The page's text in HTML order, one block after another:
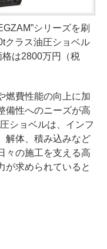
シリーズを刷
クラス油圧ショベル
格は2800万円（税
燃費性能の向上に加
備性へのニーズが高
ショベルは、インフ
解体、積み込みなど
々の施工を支える高
が求められていると